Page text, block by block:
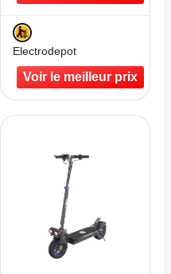
Electrodepot